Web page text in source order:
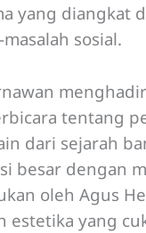
yang diangkat
sosial.
tentang
dari sejarah
besar dengan
oleh Agus
estetika yang